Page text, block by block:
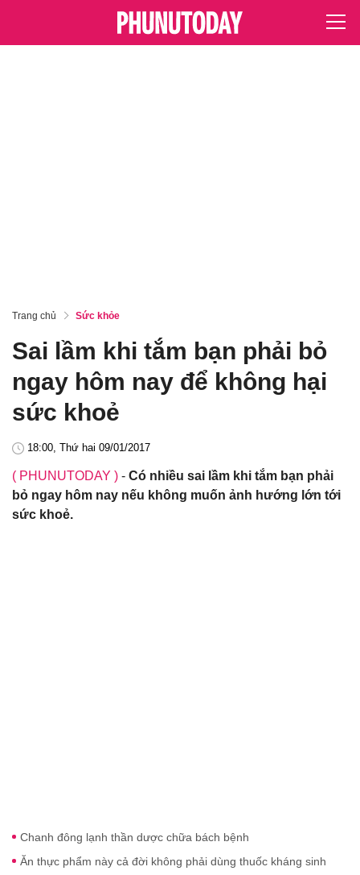
Trang chủ Sức khỏe
Sai lầm khi tắm bạn phải bỏ
ngay hôm nay để không hại
sức khoẻ
18:00, Thứ hai 09/01/2017
( PHUNUTODAY ) - Có nhiều sai lầm khi tắm bạn phải
bỏ ngay hôm nay nếu không muốn ảnh hướng lớn tới
sức khoẻ.
Chanh đông lạnh thần dược chữa bách bệnh
Ăn thực phẩm này cả đời không phải dùng thuốc kháng sinh